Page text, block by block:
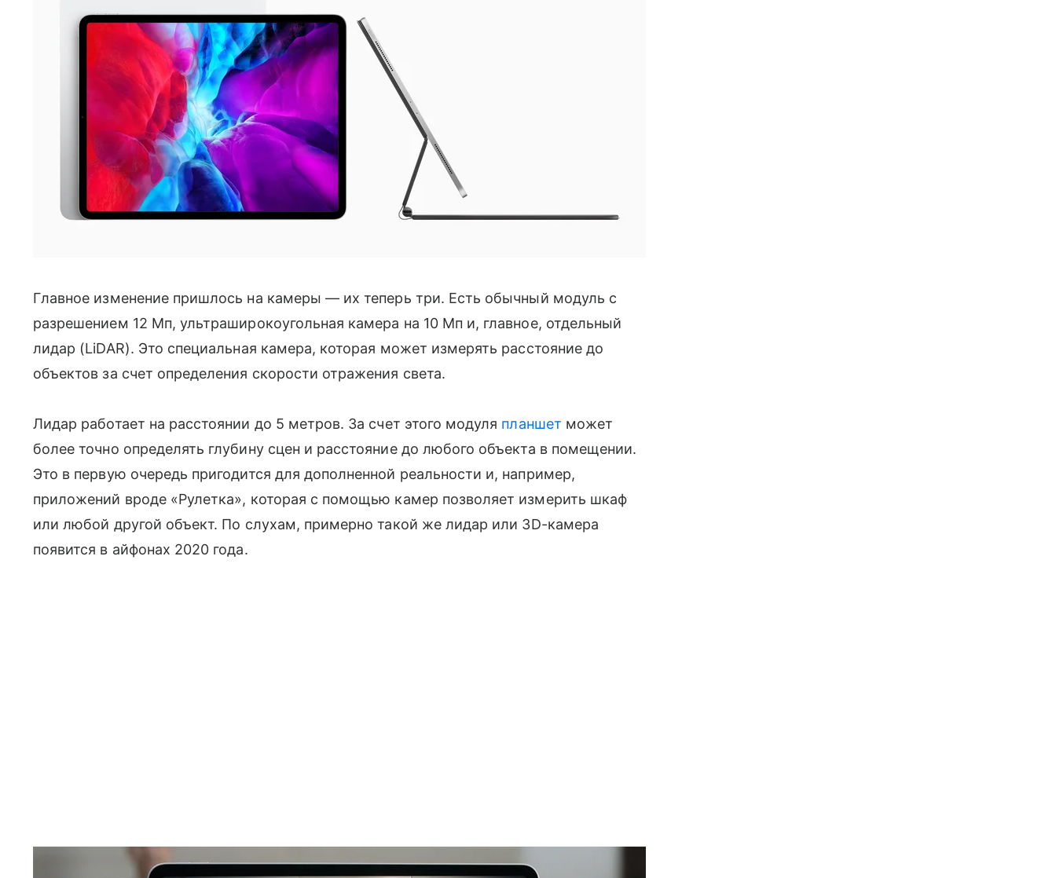
Главное изменение пришлось на камеры — их теперь три. Есть обычный модуль с
разрешением 12 Мп, ультраширокоугольная камера на 10 Мп и, главное, отдельный
лидар (LiDAR). Это специальная камера, которая может измерять расстояние до
объектов за счет определения скорости отражения света.
Лидар работает на расстоянии до 5 метров. За счет этого модуля планшет может
более точно определять глубину сцен и расстояние до любого объекта в помещении.
Это в первую очередь пригодится для дополненной реальности и, например,
приложений вроде «Рулетка», которая с помощью камер позволяет измерить шкаф
или любой другой объект. По слухам, примерно такой же лидар или 3D-камера
появится в айфонах 2020 года.